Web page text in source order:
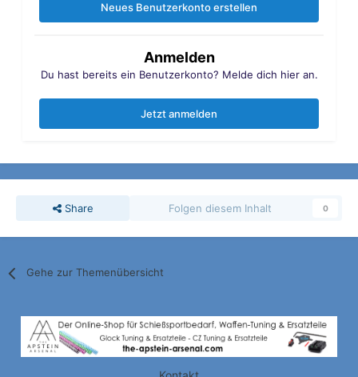
Neues Benutzerkonto erstellen
Anmelden
Du hast bereits ein Benutzerkonto? Melde dich hier an.
Jetzt anmelden
Share Folgen diesem Inhalt 0
Gehe zur Themenübersicht